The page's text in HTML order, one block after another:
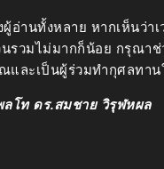
ผู้อ่านทั้งหลาย หากเห็นว่าเ
รวมไม่มากก็น้อย กรุณาช่
และเป็นผู้ร่วมทำกุศลทาน
ลโท ดร.สมชาย วิรุฬหผล